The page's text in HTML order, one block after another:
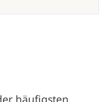
häufigsten